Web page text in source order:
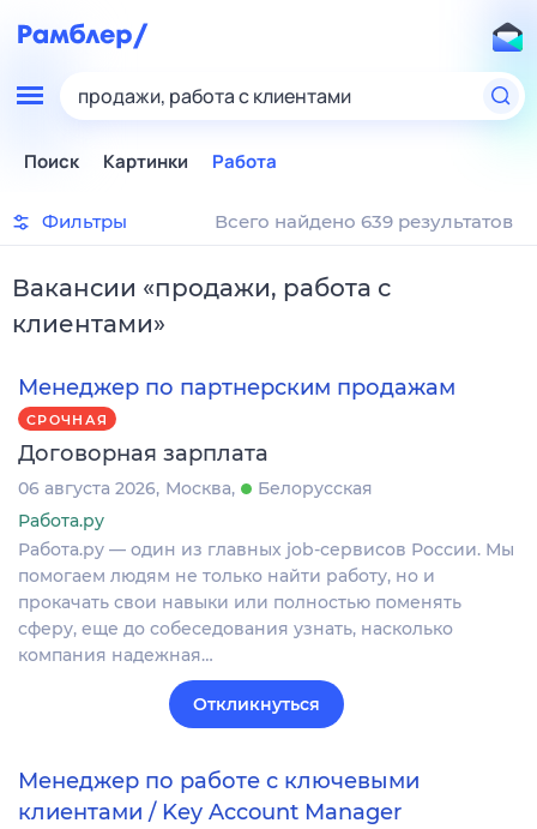
продажи, работа с клиентами
Поиск Картинки Работа
Фильтры Всего найдено 639 результатов
Вакансии «продажи, работа с
клиентами»
Менеджер по партнерским продажам
СРОЧНАЯ
Договорная зарплата
06 августа 2026 Москва
Белорусская
Работа.ру
Работа.ру — один из главных job-сервисов России. Мы
помогаем людям не только найти работу, но и
прокачать свои навыки или полностью поменять
сферу, еще до собеседования узнать, насколько
компания надежная…
Откликнуться
Менеджер по работе с ключевыми
клиентами / Key Account Manager